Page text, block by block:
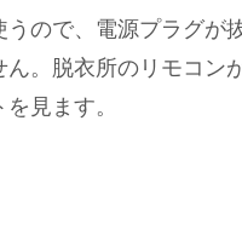
ので、電源プラグが
。脱衣所のリモコン
見ます。